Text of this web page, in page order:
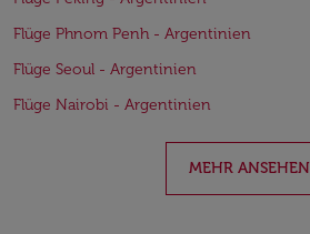
Flüge Phnom Penh - Argentinien
Flüge Seoul - Argentinien
Flüge Nairobi - Argentinien
MEHR ANSEHEN